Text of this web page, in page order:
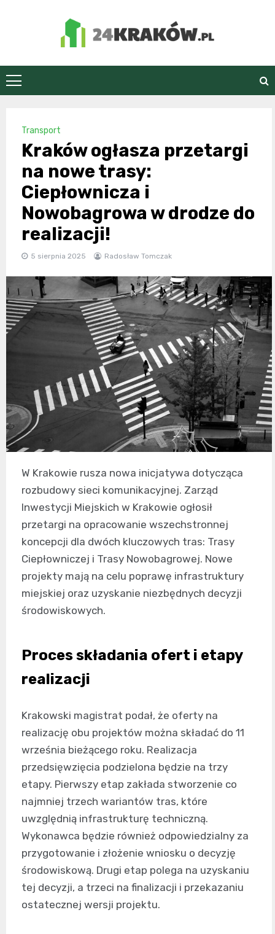
24Kraków.pl
Transport
Kraków ogłasza przetargi
na nowe trasy:
Ciepłownicza i
Nowobagrowa w drodze do
realizacji!
5 sierpnia 2025 Radosław Tomczak
W Krakowie rusza nowa inicjatywa dotycząca
rozbudowy sieci komunikacyjnej. Zarząd
Inwestycji Miejskich w Krakowie ogłosił
przetargi na opracowanie wszechstronnej
koncepcji dla dwóch kluczowych tras: Trasy
Ciepłowniczej i Trasy Nowobagrowej. Nowe
projekty mają na celu poprawę infrastruktury
miejskiej oraz uzyskanie niezbędnych decyzji
środowiskowych.
Proces składania ofert i etapy
realizacji
Krakowski magistrat podał, że oferty na
realizację obu projektów można składać do 11
września bieżącego roku. Realizacja
przedsięwzięcia podzielona będzie na trzy
etapy. Pierwszy etap zakłada stworzenie co
najmniej trzech wariantów tras, które
uwzględnią infrastrukturę techniczną.
Wykonawca będzie również odpowiedzialny za
przygotowanie i złożenie wniosku o decyzję
środowiskową. Drugi etap polega na uzyskaniu
tej decyzji, a trzeci na finalizacji i przekazaniu
ostatecznej wersji projektu.